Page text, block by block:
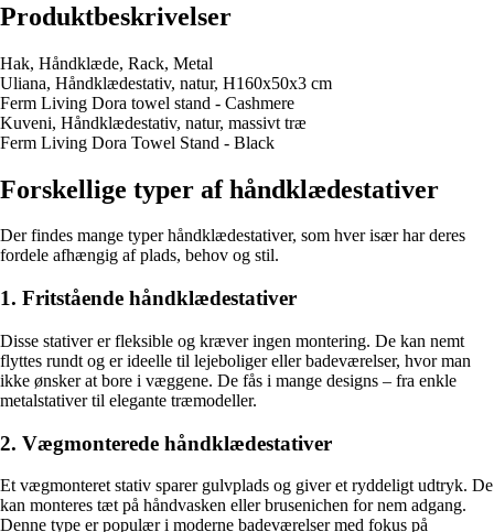
Produktbeskrivelser
Hak, Håndklæde, Rack, Metal
Uliana, Håndklædestativ, natur, H160x50x3 cm
Ferm Living Dora towel stand - Cashmere
Kuveni, Håndklædestativ, natur, massivt træ
Ferm Living Dora Towel Stand - Black
Forskellige typer af håndklædestativer
Der findes mange typer håndklædestativer, som hver især har deres
fordele afhængig af plads, behov og stil.
1. Fritstående håndklædestativer
Disse stativer er fleksible og kræver ingen montering. De kan nemt
flyttes rundt og er ideelle til lejeboliger eller badeværelser, hvor man
ikke ønsker at bore i væggene. De fås i mange designs – fra enkle
metalstativer til elegante træmodeller.
2. Vægmonterede håndklædestativer
Et vægmonteret stativ sparer gulvplads og giver et ryddeligt udtryk. De
kan monteres tæt på håndvasken eller brusenichen for nem adgang.
Denne type er populær i moderne badeværelser med fokus på